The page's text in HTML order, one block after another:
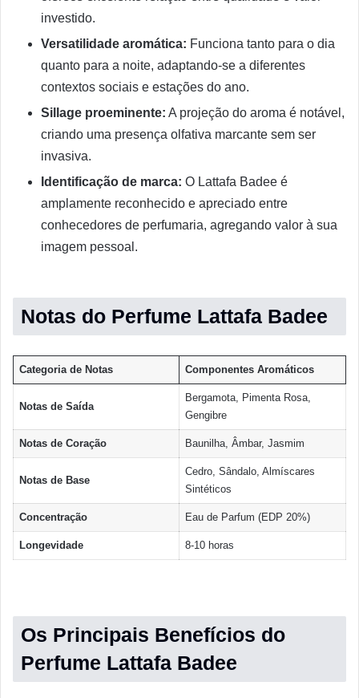
investido.
Versatilidade aromática: Funciona tanto para o dia
quanto para a noite, adaptando-se a diferentes
contextos sociais e estações do ano.
Sillage proeminente: A projeção do aroma é notável,
criando uma presença olfativa marcante sem ser
invasiva.
Identificação de marca: O Lattafa Badee é
amplamente reconhecido e apreciado entre
conhecedores de perfumaria, agregando valor à sua
imagem pessoal.
Notas do Perfume Lattafa Badee
Categoria de Notas Componentes Aromáticos
Notas de Saída
Bergamota, Pimenta Rosa,
Gengibre
Notas de Coração Baunilha, Âmbar, Jasmim
Notas de Base
Cedro, Sândalo, Almíscares
Sintéticos
Concentração Eau de Parfum (EDP 20%)
Longevidade 8-10 horas
Os Principais Benefícios do
Perfume Lattafa Badee